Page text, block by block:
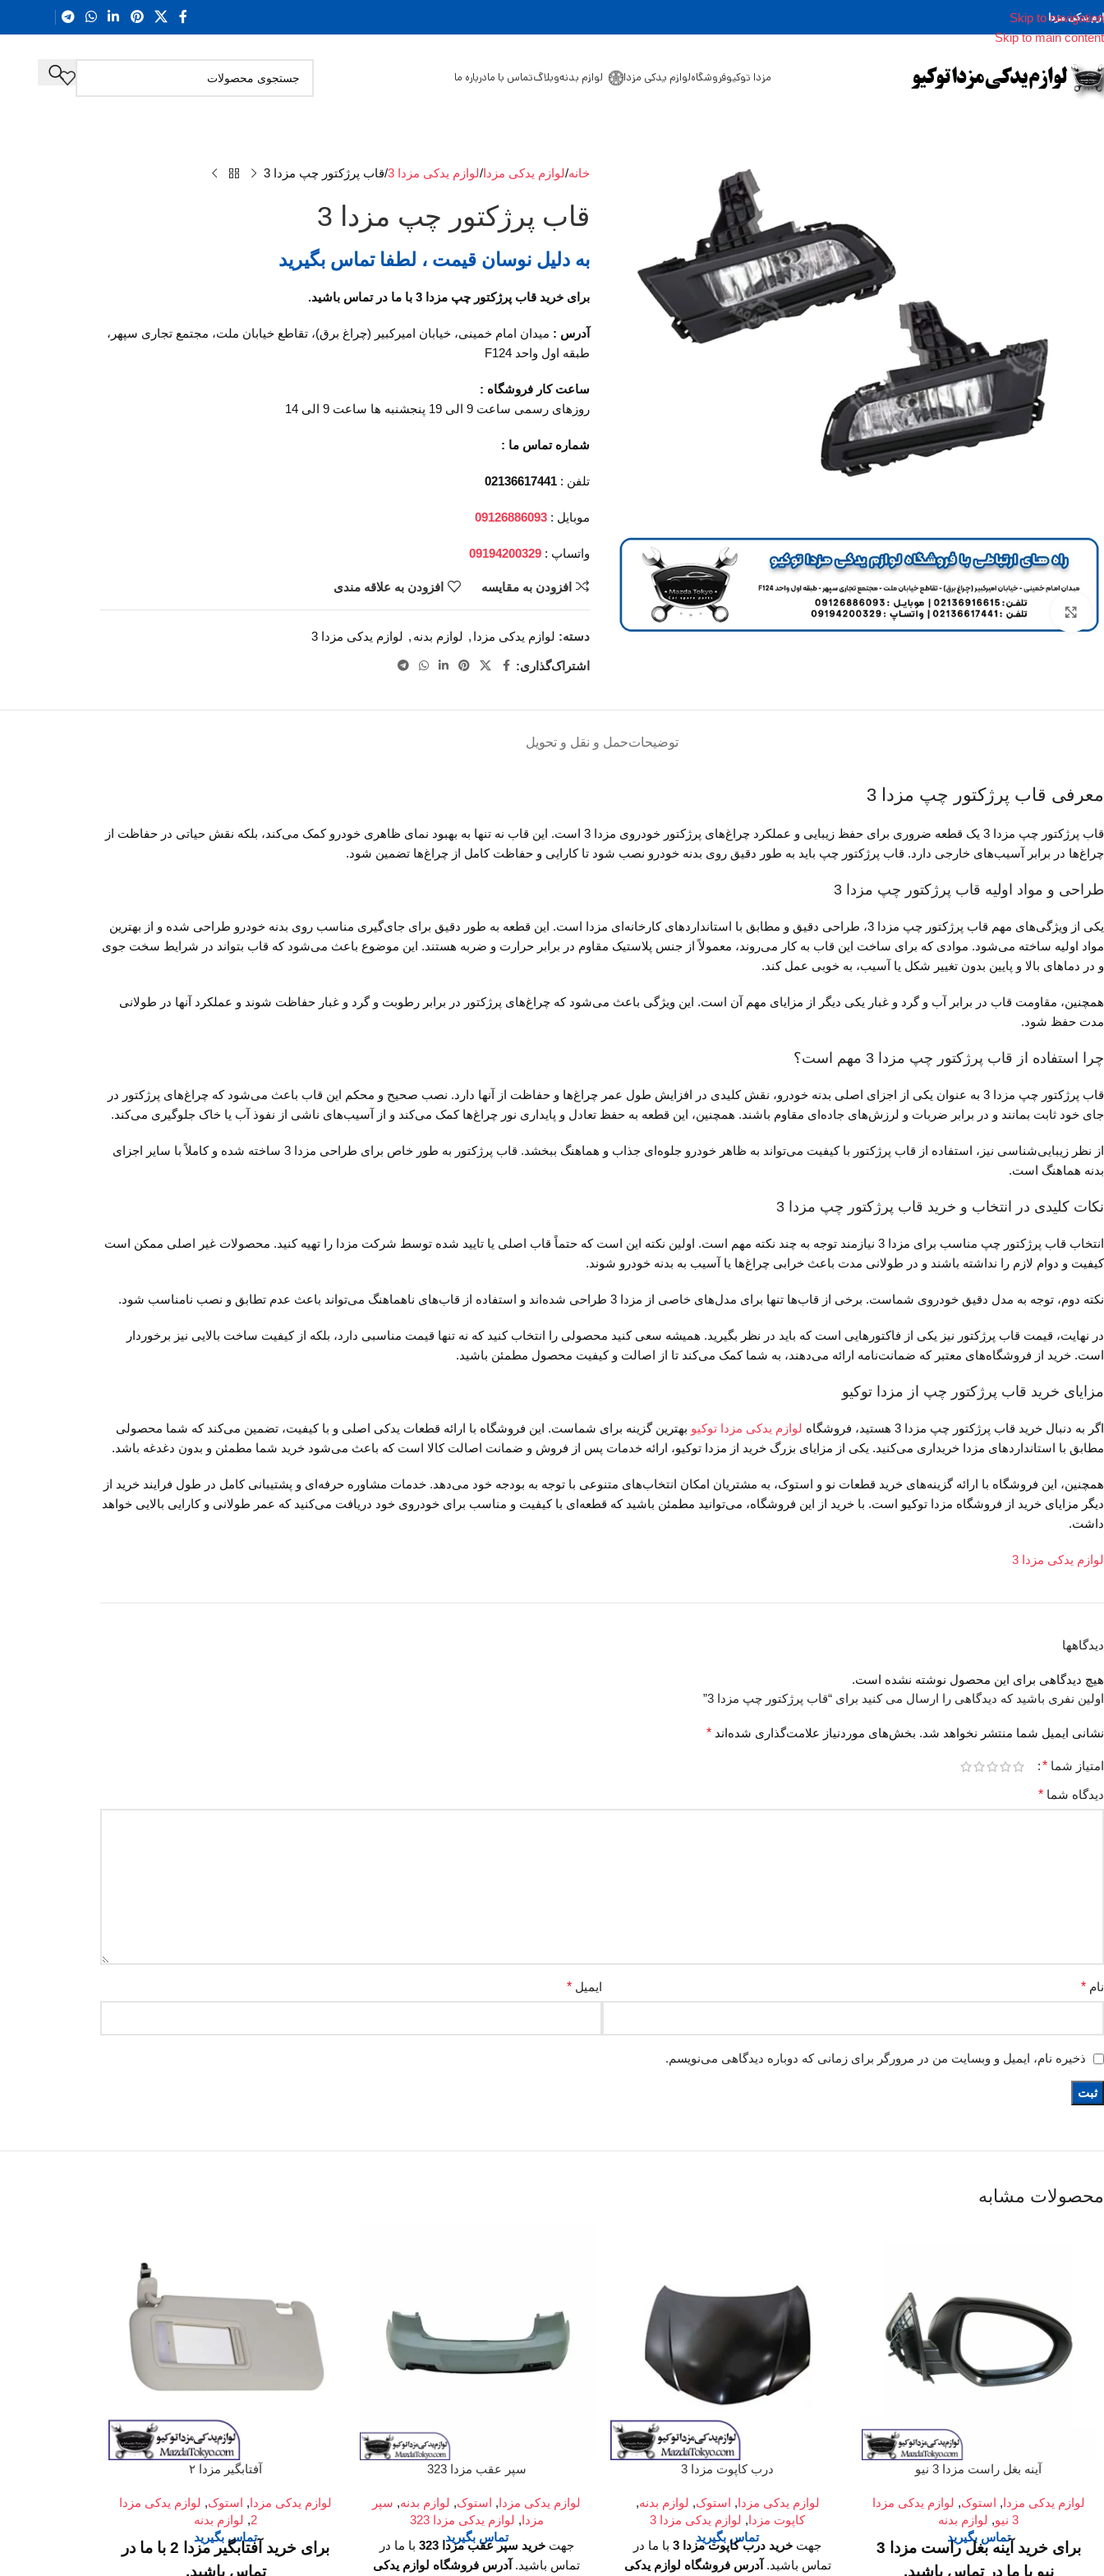
Skip to navigation
Skip to main content
یدکی مزدا
مزدا توکیوفروشگاهلوازم یدکی مزدا لوازم بدنهوبلاگتماس با مادرباره ما
برای بزرگنمایی کلیک کنید
خانه لوازم یدکی مزدا لوازم یدکی مزدا 3 قاب پرژکتور چپ مزدا 3
قاب پرژکتور چپ مزدا 3
به دلیل نوسان قیمت ، لطفا تماس بگیرید
برای خرید قاب پرژکتور چپ مزدا 3 با ما در تماس باشید.
آدرس : میدان امام خمینی، خیابان امیرکبیر (چراغ برق)، تقاطع خیابان ملت، مجتمع تجاری سپهر،
طبقه اول واحد F124
ساعت کار فروشگاه :
روزهای رسمی ساعت 9 الی 19 پنجشنبه ها ساعت 9 الی 14
شماره تماس ما :
تلفن : 02136617441
موبایل : 09126886093
واتساپ : 09194200329
افزودن به مقایسه افزودن به علاقه مندی
دسته: لوازم یدکی مزدا , لوازم بدنه , لوازم یدکی مزدا 3
اشتراک‌گذاری:
توضیحاتحمل و نقل و تحویل
معرفی قاب پرژکتور چپ مزدا 3
قاب پرژکتور چپ مزدا 3 یک قطعه ضروری برای حفظ زیبایی و عملکرد چراغ‌های پرژکتور خودروی مزدا 3 است. این قاب نه تنها به بهبود نمای ظاهری خودرو کمک می‌کند، بلکه نقش حیاتی در حفاظت از
چراغ‌ها در برابر آسیب‌های خارجی دارد. قاب پرژکتور چپ باید به طور دقیق روی بدنه خودرو نصب شود تا کارایی و حفاظت کامل از چراغ‌ها تضمین شود.
طراحی و مواد اولیه قاب پرژکتور چپ مزدا 3
یکی از ویژگی‌های مهم قاب پرژکتور چپ مزدا 3، طراحی دقیق و مطابق با استانداردهای کارخانه‌ای مزدا است. این قطعه به طور دقیق برای جای‌گیری مناسب روی بدنه خودرو طراحی شده و از بهترین
مواد اولیه ساخته می‌شود. موادی که برای ساخت این قاب به کار می‌روند، معمولاً از جنس پلاستیک مقاوم در برابر حرارت و ضربه هستند. این موضوع باعث می‌شود که قاب بتواند در شرایط سخت جوی
و در دماهای بالا و پایین بدون تغییر شکل یا آسیب، به خوبی عمل کند.
همچنین، مقاومت قاب در برابر آب و گرد و غبار یکی دیگر از مزایای مهم آن است. این ویژگی باعث می‌شود که چراغ‌های پرژکتور در برابر رطوبت و گرد و غبار حفاظت شوند و عملکرد آنها در طولانی
مدت حفظ شود.
چرا استفاده از قاب پرژکتور چپ مزدا 3 مهم است؟
قاب پرژکتور چپ مزدا 3 به عنوان یکی از اجزای اصلی بدنه خودرو، نقش کلیدی در افزایش طول عمر چراغ‌ها و حفاظت از آنها دارد. نصب صحیح و محکم این قاب باعث می‌شود که چراغ‌های پرژکتور در
جای خود ثابت بمانند و در برابر ضربات و لرزش‌های جاده‌ای مقاوم باشند. همچنین، این قطعه به حفظ تعادل و پایداری نور چراغ‌ها کمک می‌کند و از آسیب‌های ناشی از نفوذ آب یا خاک جلوگیری می‌کند.
از نظر زیبایی‌شناسی نیز، استفاده از قاب پرژکتور با کیفیت می‌تواند به ظاهر خودرو جلوه‌ای جذاب و هماهنگ ببخشد. قاب پرژکتور به طور خاص برای طراحی مزدا 3 ساخته شده و کاملاً با سایر اجزای
بدنه هماهنگ است.
نکات کلیدی در انتخاب و خرید قاب پرژکتور چپ مزدا 3
انتخاب قاب پرژکتور چپ مناسب برای مزدا 3 نیازمند توجه به چند نکته مهم است. اولین نکته این است که حتماً قاب اصلی یا تایید شده توسط شرکت مزدا را تهیه کنید. محصولات غیر اصلی ممکن است
کیفیت و دوام لازم را نداشته باشند و در طولانی مدت باعث خرابی چراغ‌ها یا آسیب به بدنه خودرو شوند.
نکته دوم، توجه به مدل دقیق خودروی شماست. برخی از قاب‌ها تنها برای مدل‌های خاصی از مزدا 3 طراحی شده‌اند و استفاده از قاب‌های ناهماهنگ می‌تواند باعث عدم تطابق و نصب نامناسب شود.
در نهایت، قیمت قاب پرژکتور نیز یکی از فاکتورهایی است که باید در نظر بگیرید. همیشه سعی کنید محصولی را انتخاب کنید که نه تنها قیمت مناسبی دارد، بلکه از کیفیت ساخت بالایی نیز برخوردار
است. خرید از فروشگاه‌های معتبر که ضمانت‌نامه ارائه می‌دهند، به شما کمک می‌کند تا از اصالت و کیفیت محصول مطمئن باشید.
مزایای خرید قاب پرژکتور چپ از مزدا توکیو
اگر به دنبال خرید قاب پرژکتور چپ مزدا 3 هستید، فروشگاه لوازم یدکی مزدا توکیو بهترین گزینه برای شماست. این فروشگاه با ارائه قطعات یدکی اصلی و با کیفیت، تضمین می‌کند که شما محصولی
مطابق با استانداردهای مزدا خریداری می‌کنید. یکی از مزایای بزرگ خرید از مزدا توکیو، ارائه خدمات پس از فروش و ضمانت اصالت کالا است که باعث می‌شود خرید شما مطمئن و بدون دغدغه باشد.
همچنین، این فروشگاه با ارائه گزینه‌های خرید قطعات نو و استوک، به مشتریان امکان انتخاب‌های متنوعی با توجه به بودجه خود می‌دهد. خدمات مشاوره حرفه‌ای و پشتیبانی کامل در طول فرایند خرید از
دیگر مزایای خرید از فروشگاه مزدا توکیو است. با خرید از این فروشگاه، می‌توانید مطمئن باشید که قطعه‌ای با کیفیت و مناسب برای خودروی خود دریافت می‌کنید که عمر طولانی و کارایی بالایی خواهد
داشت.
لوازم یدکی مزدا 3
دیدگاهها
هیچ دیدگاهی برای این محصول نوشته نشده است.
اولین نفری باشید که دیدگاهی را ارسال می کنید برای “قاب پرژکتور چپ مزدا 3”
نشانی ایمیل شما منتشر نخواهد شد. بخش‌های موردنیاز علامت‌گذاری شده‌اند *
امتیاز شما *
دیدگاه شما *
نام * ایمیل *
ذخیره نام، ایمیل و وبسایت من در مرورگر برای زمانی که دوباره دیدگاهی می‌نویسم.
محصولات مشابه
آینه بغل راست مزدا 3 نیو
لوازم یدکی مزدا, استوک, لوازم یدکی مزدا
3 نیو
, لوازم بدنه
تماس بگیرید
برای خرید آینه بغل راست مزدا 3
نیو با ما در تماس باشید.
درب کاپوت مزدا 3
لوازم یدکی مزدا, استوک, لوازم بدنه,
کاپوت مزدا, لوازم یدکی مزدا 3
تماس بگیرید
جهت خرید درب کاپوت مزدا 3
با ما در
تماس باشید. آدرس فروشگاه لوازم یدکی
سپر عقب مزدا 323
لوازم یدکی مزدا, استوک, لوازم بدنه, سپر
مزدا, لوازم یدکی مزدا 323
تماس بگیرید
جهتخرید سپر عقب مزدا 323
با ما در
تماس باشید. آدرس فروشگاه لوازم یدکی
آفتابگیر مزدا ۲
لوازم یدکی مزدا, استوک, لوازم یدکی مزدا
2
, لوازم بدنه
تماس بگیرید
برای خرید آفتابگیر مزدا 2
با ما در
تماس باشید.